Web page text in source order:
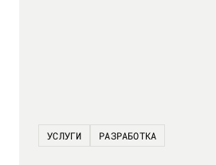
УСЛУГИ РАЗРАБОТКА